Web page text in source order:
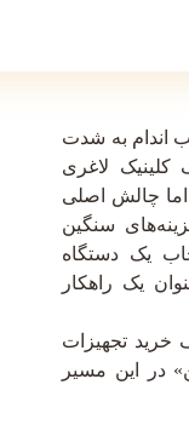
اندام به شدت
کلینیک لاغری
اما چالش اصلی
سنگین
یک دستگاه
یک راهکار
خرید تجهیزات
در این مسیر